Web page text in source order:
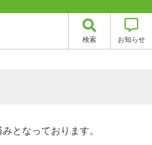
検索 お知らせ
となっております。